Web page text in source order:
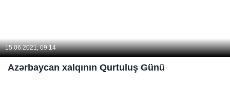
15.06.2021, 09:14
Azərbaycan xalqının Qurtuluş Günü